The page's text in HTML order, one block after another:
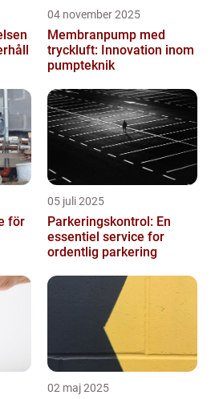
04 november 2025
Membranpump med
tryckluft: Innovation inom
pumpteknik
för
05 juli 2025
Parkeringskontrol: En
essentiel service for
ordentlig parkering
02 maj 2025